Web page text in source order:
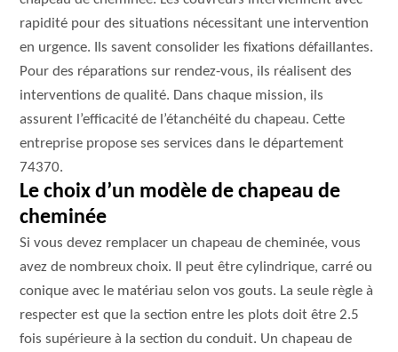
rapidité pour des situations nécessitant une intervention
en urgence. Ils savent consolider les fixations défaillantes.
Pour des réparations sur rendez-vous, ils réalisent des
interventions de qualité. Dans chaque mission, ils
assurent l’efficacité de l’étanchéité du chapeau. Cette
entreprise propose ses services dans le département
74370.
Le choix d’un modèle de chapeau de
cheminée
Si vous devez remplacer un chapeau de cheminée, vous
avez de nombreux choix. Il peut être cylindrique, carré ou
conique avec le matériau selon vos gouts. La seule règle à
respecter est que la section entre les plots doit être 2.5
fois supérieure à la section du conduit. Un chapeau de